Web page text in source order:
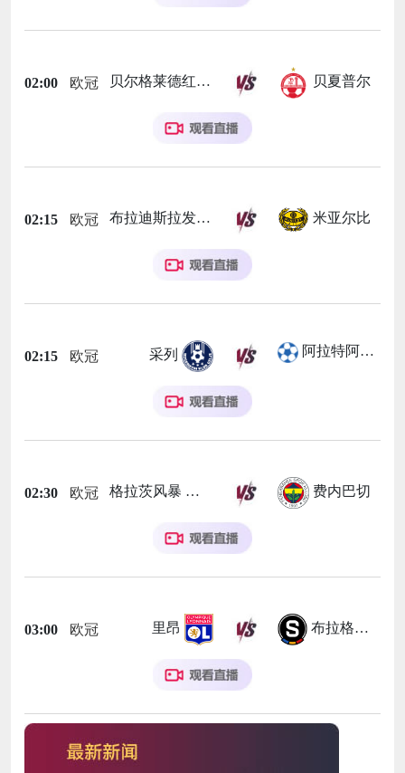
02:00 欧冠 贝尔格莱德红星 贝夏普尔
02:15 欧冠 布拉迪斯拉发 米亚尔比
02:15 欧冠 采列 阿拉特阿美尼亚
02:30 欧冠 格拉茨风暴 费内巴切
03:00 欧冠 里昂 布拉格斯巴达